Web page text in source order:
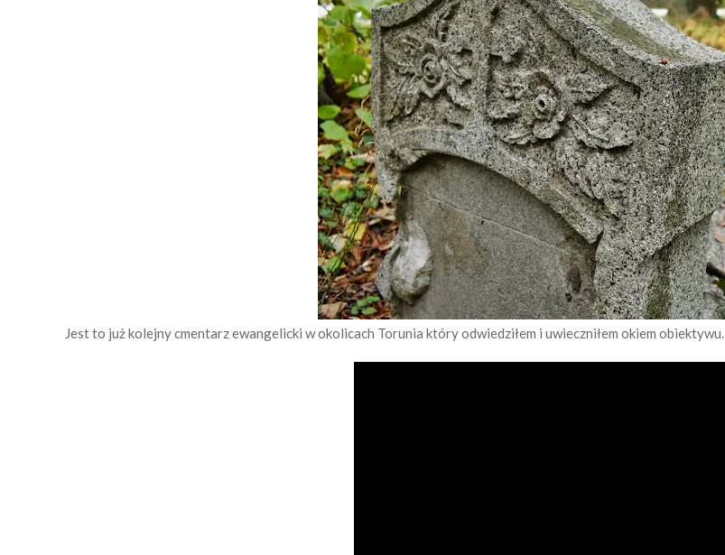
Jest to już kolejny cmentarz ewangelicki w okolicach Torunia który odwiedziłem i uwieczniłem okiem obiektywu.